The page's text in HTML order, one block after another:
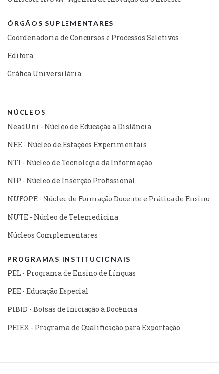
ÓRGÃOS SUPLEMENTARES
Coordenadoria de Concursos e Processos Seletivos
Editora
Gráfica Universitária
NÚCLEOS
NeadUni - Núcleo de Educação a Distância
NEE - Núcleo de Estações Experimentais
NTI - Núcleo de Tecnologia da Informação
NIP - Núcleo de Inserção Profissional
NUFOPE - Núcleo de Formação Docente e Prática de Ensino
NUTE - Núcleo de Telemedicina
Núcleos Complementares
PROGRAMAS INSTITUCIONAIS
PEL - Programa de Ensino de Línguas
PEE - Educação Especial
PIBID - Bolsas de Iniciação à Docência
PEIEX - Programa de Qualificação para Exportação